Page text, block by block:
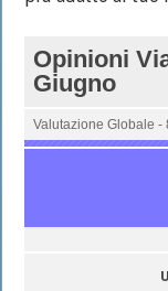
Opinioni
Giugno
Valutazione Globale -